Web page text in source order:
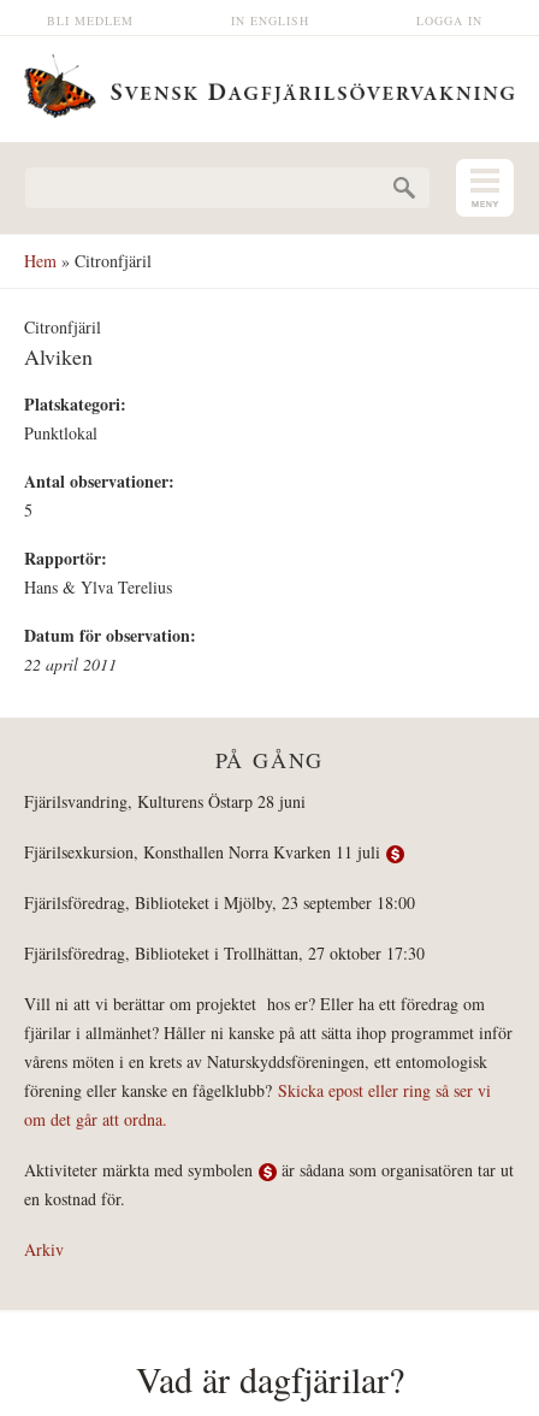
Hoppa till huvudinnehåll LOGGA IN
IN ENGLISH
BLI MEDLEM
Hem » Citronfjäril
Citronfjäril
Alviken
Platskategori:
Punktlokal
Antal observationer:
5
Rapportör:
Hans & Ylva Terelius
Datum för observation:
22 april 2011
PÅ GÅNG
Fjärilsvandring, Kulturens Östarp 28 juni
Fjärilsexkursion, Konsthallen Norra Kvarken 11 juli
Fjärilsföredrag, Biblioteket i Mjölby, 23 september 18:00
Fjärilsföredrag, Biblioteket i Trollhättan, 27 oktober 17:30
Vill ni att vi berättar om projektet hos er? Eller ha ett föredrag om
fjärilar i allmänhet? Håller ni kanske på att sätta ihop programmet inför
vårens möten i en krets av Naturskyddsföreningen, ett entomologisk
förening eller kanske en fågelklubb? Skicka epost eller ring så ser vi
om det går att ordna.
Aktiviteter märkta med symbolen
är sådana som organisatören tar ut
en kostnad för.
Arkiv
Vad är dagfjärilar?